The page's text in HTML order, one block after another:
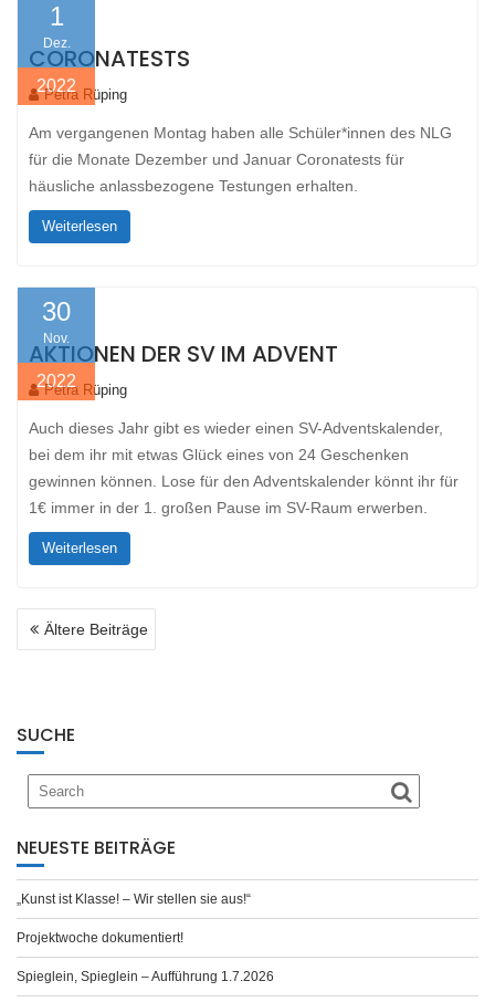
1
Dez.
2022
CORONATESTS
Petra Rüping
Am vergangenen Montag haben alle Schüler*innen des NLG
für die Monate Dezember und Januar Coronatests für
häusliche anlassbezogene Testungen erhalten.
Weiterlesen
30
Nov.
2022
AKTIONEN DER SV IM ADVENT
Petra Rüping
Auch dieses Jahr gibt es wieder einen SV-Adventskalender,
bei dem ihr mit etwas Glück eines von 24 Geschenken
gewinnen können. Lose für den Adventskalender könnt ihr für
1€ immer in der 1. großen Pause im SV-Raum erwerben.
Weiterlesen
BEITRAGSNAVIGATION
Ältere Beiträge
SUCHE
NEUESTE BEITRÄGE
„Kunst ist Klasse! – Wir stellen sie aus!“
Projektwoche dokumentiert!
Spieglein, Spieglein – Aufführung 1.7.2026